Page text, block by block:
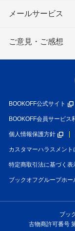
メールサービス
ご意見・ご感想
BOOKOFF公式サイト
BOOKOFF会員サービス
個人情報保護方針
カスタマーハラスメン
特定商取引法に基づく表
ブックオフグループホ
ブッ
古物商許可番号